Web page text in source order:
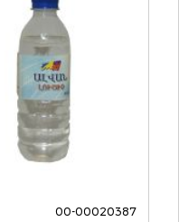
00-00020387